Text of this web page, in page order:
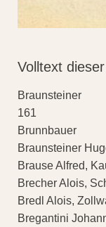
Volltext
Braunsteiner
161
Brunnbauer
Braunsteiner
Brause Alfred,
Brecher Alois,
Bredl Alois,
Bregantini